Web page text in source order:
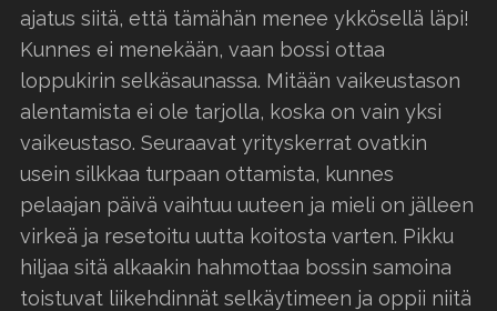
ajatus siitä, että tämähän menee ykkösellä läpi!
Kunnes ei menekään, vaan bossi ottaa
loppukirin selkäsaunassa. Mitään vaikeustason
alentamista ei ole tarjolla, koska on vain yksi
vaikeustaso. Seuraavat yrityskerrat ovatkin
usein silkkaa turpaan ottamista, kunnes
pelaajan päivä vaihtuu uuteen ja mieli on jälleen
virkeä ja resetoitu uutta koitosta varten. Pikku
hiljaa sitä alkaakin hahmottaa bossin samoina
toistuvat liikehdinnät selkäytimeen ja oppii niitä